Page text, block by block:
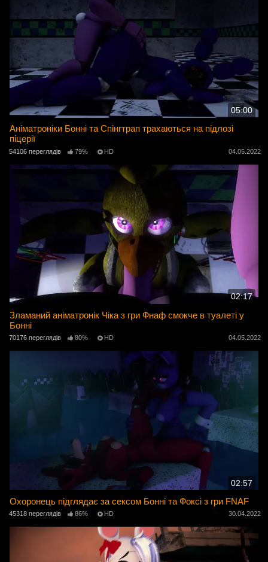
05:00
Аніматроніки Бонні та Спінгтрап трахаються на підлозі
піцерії
54106 переглядів 79% HD 04.05.2022
02:17
Зламаний аніматронік Чіка з гри Фнаф смокче в туалеті у
Бонні
70176 переглядів 80% HD 04.05.2022
02:57
Охоронець підглядає за сексом Бонні та Фоксі з гри FNAF
45318 переглядів 86% HD 30.04.2022